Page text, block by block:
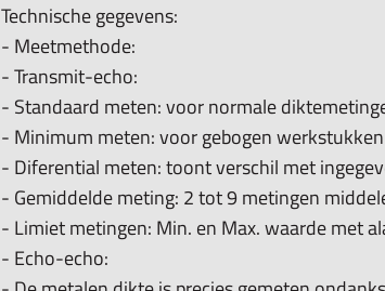
- Geluidssnelheid meten: Kalibreer het
- Voeding: 2 AA batterijen, kan ongeveer 50
- Automatische uitschakeling: selectief: 2min/
- Afmetingen: 115 x 64 x 27mm
- Gewicht: 220 gram
Technische gegevens:
- Meetmethode:
- Transmit-echo:
- Standaard meten: voor normale
- Minimum meten: voor gebogen werkstukken
- Diferential meten: toont verschil met
- Gemiddelde meting: 2 tot 9 metingen
- Limiet metingen: Min. en Max. waarde met
- Echo-echo: